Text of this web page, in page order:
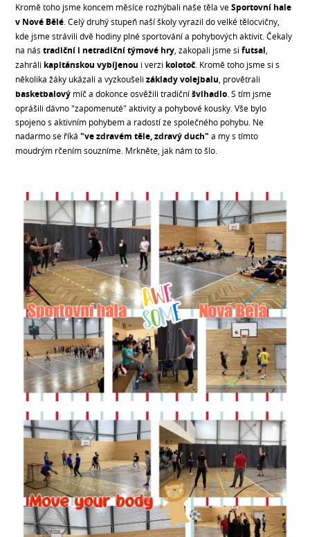
Kromě toho jsme koncem měsíce rozhýbali naše těla veSportovní hale
v Nové Bělé . Celý druhý stupeň naší školy vyrazil do velké tělocvičny,
kde jsme strávili dvě hodiny plné sportování a pohybových aktivit. Čekaly
na nás tradiční i netradiční týmové hry , zakopali jsme sifutsal
zahráli kapitánskou vybíjenou i verzi kolotoč . Kromě toho jsme si s
několika žáky ukázali a vyzkoušelizáklady volejbalu , provětrali
basketbalový míč a dokonce osvěžili tradičníšvihadlo . S tím jsme
oprášili dávno "zapomenuté" aktivity a pohybové kousky. Vše bylo
spojeno s aktivním pohybem a radostí ze společného pohybu. Ne
nadarmo se říká"ve zdravém těle, zdravý duch" a my s tímto
moudrým rčením souzníme. Mrkněte, jak nám to šlo.